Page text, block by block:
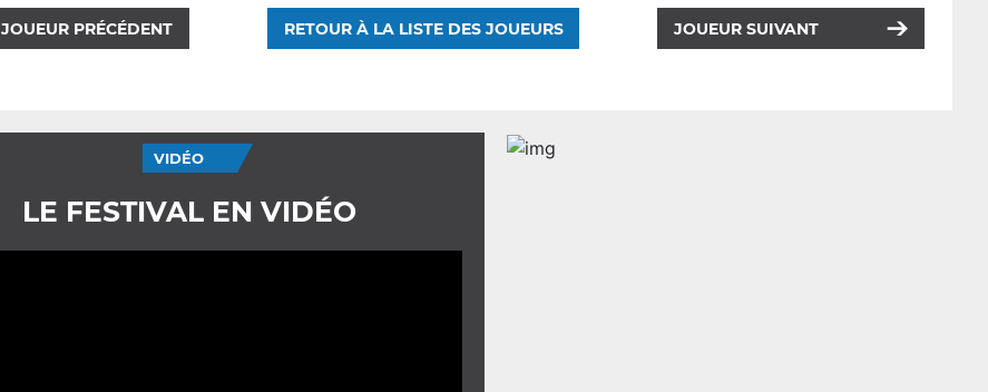
JOUEUR PRÉCÉDENT RETOUR À LA LISTE DES JOUEURS JOUEUR SUIVANT
VIDÉO
LE FESTIVAL EN VIDÉO